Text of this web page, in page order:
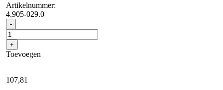
Artikelnummer:
4.905-029.0
- Disc
brush
complete
black
D51,
zwart,
510
+
Toevoegen
107,81